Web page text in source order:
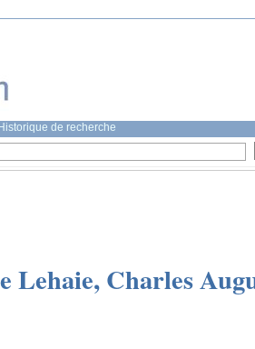
Historique de recherche
Lehaie, Charles